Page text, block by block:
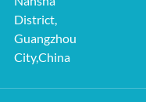
District,
Guangzhou
City,China